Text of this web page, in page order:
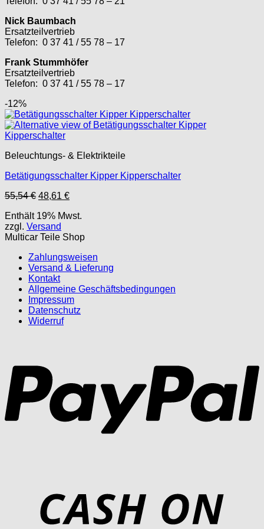
Nick Baumbach
Ersatzteilvertrieb
Telefon: 0 37 41 / 55 78 – 17
Frank Stummhöfer
Ersatzteilvertrieb
Telefon: 0 37 41 / 55 78 – 17
-12%
Beleuchtungs- & Elektrikteile
Betätigungsschalter Kipper Kipperschalter
55,54€ Ursprünglicher
war:
55,54 €
48,61 €Aktueller
ist:
Enthält 19% Mwst.
zzgl. Versand
Multicar Teile Shop
Zahlungsweisen
Versand & Lieferung
Kontakt
Allgemeine Geschäftsbedingungen
Impressum
Datenschutz
Widerruf